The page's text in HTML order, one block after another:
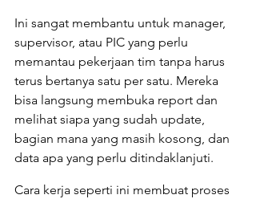
Ini sangat membantu untuk manager,
supervisor, atau PIC yang perlu
memantau pekerjaan tim tanpa harus
terus bertanya satu per satu. Mereka
bisa langsung membuka report dan
melihat siapa yang sudah update,
bagian mana yang masih kosong, dan
data apa yang perlu ditindaklanjuti.
Cara kerja seperti ini membuat proses